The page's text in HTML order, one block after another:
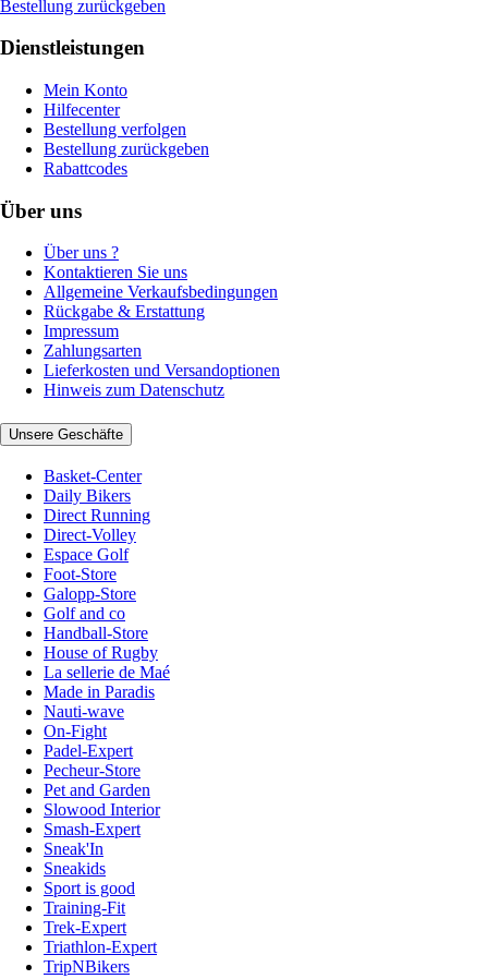
Bestellung zurückgeben
Dienstleistungen
Mein Konto
Hilfecenter
Bestellung verfolgen
Bestellung zurückgeben
Rabattcodes
Über uns
Über uns ?
Kontaktieren Sie uns
Allgemeine Verkaufsbedingungen
Rückgabe & Erstattung
Impressum
Zahlungsarten
Lieferkosten und Versandoptionen
Hinweis zum Datenschutz
Unsere Geschäfte
Basket-Center
Daily Bikers
Direct Running
Direct-Volley
Espace Golf
Foot-Store
Galopp-Store
Golf and co
Handball-Store
House of Rugby
La sellerie de Maé
Made in Paradis
Nauti-wave
On-Fight
Padel-Expert
Pecheur-Store
Pet and Garden
Slowood Interior
Smash-Expert
Sneak'In
Sneakids
Sport is good
Training-Fit
Trek-Expert
Triathlon-Expert
TripNBikers